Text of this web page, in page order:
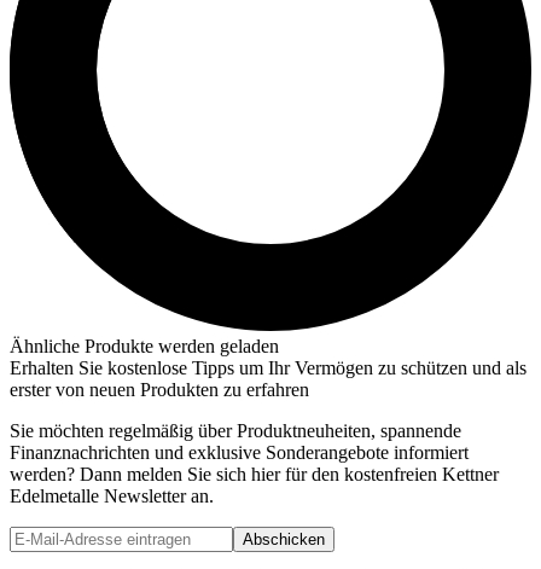
Ähnliche Produkte werden geladen
Erhalten Sie kostenlose Tipps um Ihr Vermögen zu schützen und als
erster von neuen Produkten zu erfahren
Sie möchten regelmäßig über Produktneuheiten, spannende
Finanznachrichten und exklusive Sonderangebote informiert
werden? Dann melden Sie sich hier für den kostenfreien Kettner
Edelmetalle Newsletter an.
Abschicken